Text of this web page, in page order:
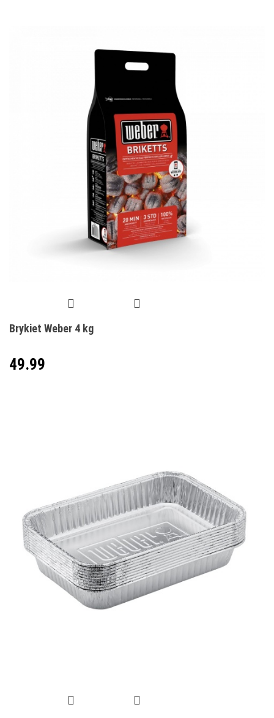
Brykiet Weber 4 kg
49.99